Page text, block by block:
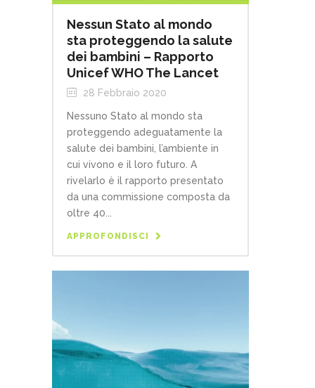
Nessun Stato al mondo
sta proteggendo la salute
dei bambini – Rapporto
Unicef WHO The Lancet
28 Febbraio 2020
Nessuno Stato al mondo sta
proteggendo adeguatamente la
salute dei bambini, l’ambiente in
cui vivono e il loro futuro. A
rivelarlo è il rapporto presentato
da una commissione composta da
oltre 40...
APPROFONDISCI